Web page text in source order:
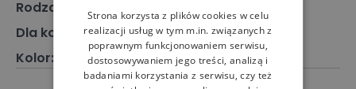
Rodzaj
Odzież, Kurtka
Dla kogo
Dla niego
Kolor: Czarny
Strona korzysta z plików cookies w celu
realizacji usług w tym m.in. związanych z
poprawnym funkcjonowaniem serwisu,
dostosowywaniem jego treści, analizą i
badaniami korzystania z serwisu, czy też